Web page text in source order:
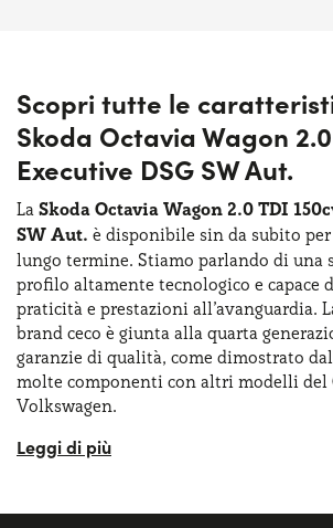
Scopri tutte le
Skoda Octavia Wagon
Executive DSG SW Aut.
La Skoda Octavia Wagon 2.0 TDI
SW Aut. è disponibile sin da subito
lungo termine. Stiamo parlando di una
profilo altamente tecnologico e capace
praticità e prestazioni all’avanguardia.
brand ceco è giunta alla quarta
garanzie di qualità, come dimostrato
molte componenti con altri modelli del
Volkswagen.
La Skoda Octavia Wagon 2.0 TDI 150cv